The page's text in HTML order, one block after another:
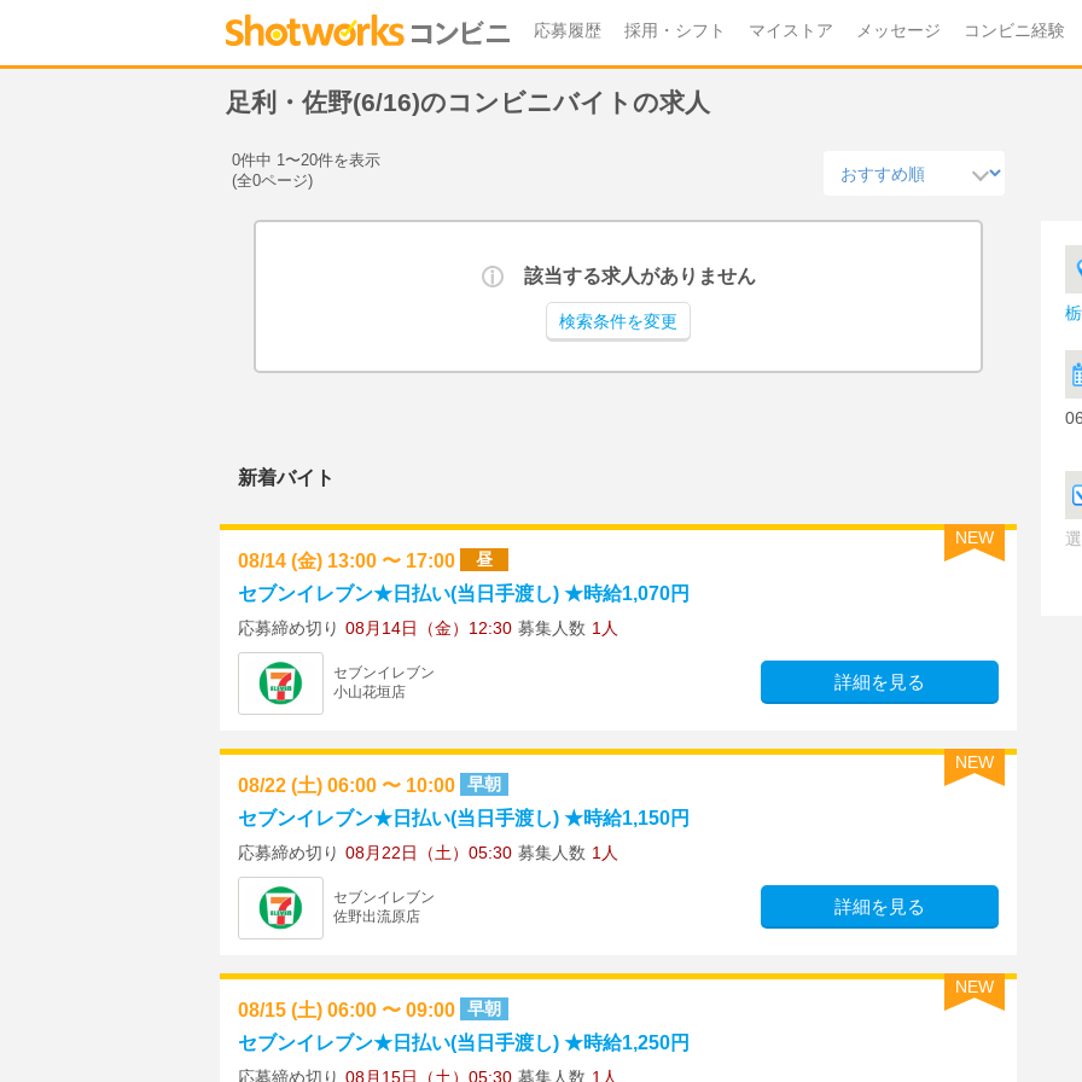
応募履歴 採用・シフト マイストア メッセージ コンビニ経験
足利・佐野(6/16)のコンビニバイトの求人
0件中 1〜20件を表示
(全0ページ)
該当する求人がありません
検索条件を変更
新着バイト
NEW
08/14 (金) 13:00 〜 17:00 昼
セブンイレブン★日払い(当日手渡し) ★時給1,070円
応募締め切り 08月14日（金）12:30 募集人数 1人
セブンイレブン
小山花垣店
詳細を見る
NEW
08/22 (土) 06:00 〜 10:00 早朝
セブンイレブン★日払い(当日手渡し) ★時給1,150円
応募締め切り 08月22日（土）05:30 募集人数 1人
セブンイレブン
佐野出流原店
詳細を見る
NEW
08/15 (土) 06:00 〜 09:00 早朝
セブンイレブン★日払い(当日手渡し) ★時給1,250円
応募締め切り 08月15日（土）05:30 募集人数 1人